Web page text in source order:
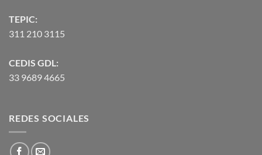
TEPIC:
311 210 3115
CEDIS GDL:
33 9689 4665
REDES SOCIALES